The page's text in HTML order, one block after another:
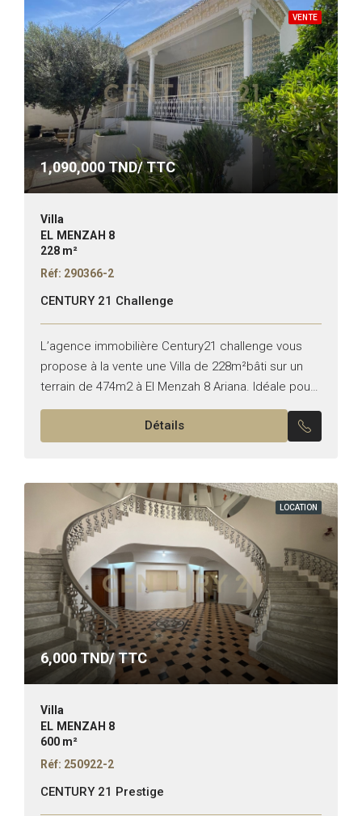
VENTE
1,090,000TND/ TTC
Villa
EL MENZAH 8
228 m²
Réf: 290366-2
CENTURY 21 Challenge
L’agence immobilière Century21 challenge vous
propose à la vente une Villa de 228m²bâti sur un
terrain de 474m2 à El Menzah 8 Ariana. Idéale pour
une famille, cette villa lumineuse dispose de...
Détails
LOCATION
6,000TND/ TTC
Villa
EL MENZAH 8
600 m²
Réf: 250922-2
CENTURY 21 Prestige